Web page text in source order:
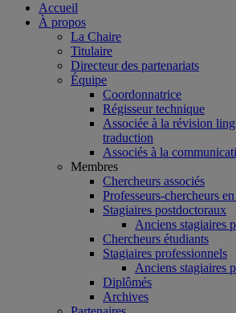
Accueil
À propos
La Chaire
Titulaire
Directeur des partenariats
Équipe
Coordonnatrice
Régisseur technique
Associée à la révision
traduction
Associés à la
Membres
Chercheurs associés
Professeurs-chercheurs
Stagiaires postdoctoraux
Anciens stagiaires
Chercheurs étudiants
Stagiaires professionnels
Anciens stagiaires
Diplômés
Archives